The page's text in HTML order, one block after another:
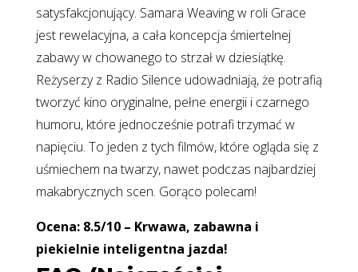
satysfakcjonujący. Samara Weaving w roli Grace
jest rewelacyjna, a cała koncepcja śmiertelnej
zabawy w chowanego to strzał w dziesiątkę.
Reżyserzy z Radio Silence udowadniają, że potrafią
tworzyć kino oryginalne, pełne energii i czarnego
humoru, które jednocześnie potrafi trzymać w
napięciu. To jeden z tych filmów, które ogląda się z
uśmiechem na twarzy, nawet podczas najbardziej
makabrycznych scen. Gorąco polecam!
Ocena: 8.5/10 – Krwawa, zabawna i
piekielnie inteligentna jazda!